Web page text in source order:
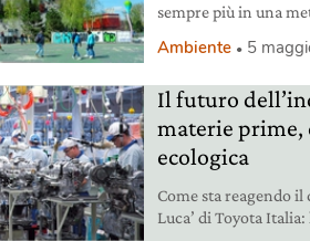
sempre più in una
Ambiente 5
Il futuro
materie prime,
ecologica
Come sta reagendo
Luca’ di Toyota